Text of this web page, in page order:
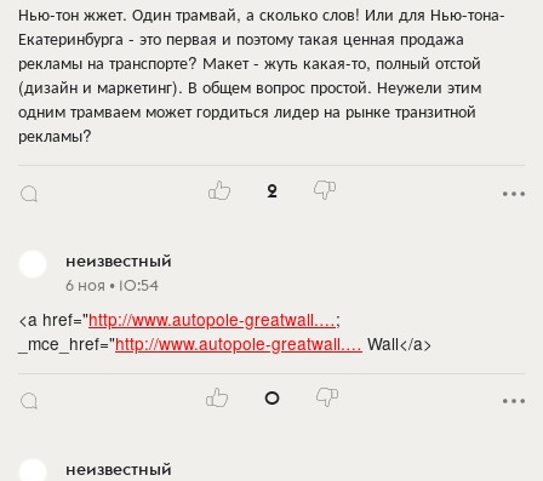
Нью-тон жжет. Один трамвай, а сколько слов! Или для Нью-тона-
Екатеринбурга - это первая и поэтому такая ценная продажа
рекламы на транспорте? Макет - жуть какая-то, полный отстой
(дизайн и маркетинг). В общем вопрос простой. Неужели этим
одним трамваем может гордиться лидер на рынке транзитной
рекламы?
2
неизвестный
6 ноя • 10:54
<a href="http://www.autopole-greatwall.…;
_mce_href="http://www.autopole-greatwall.… Wall</a>
0
неизвестный